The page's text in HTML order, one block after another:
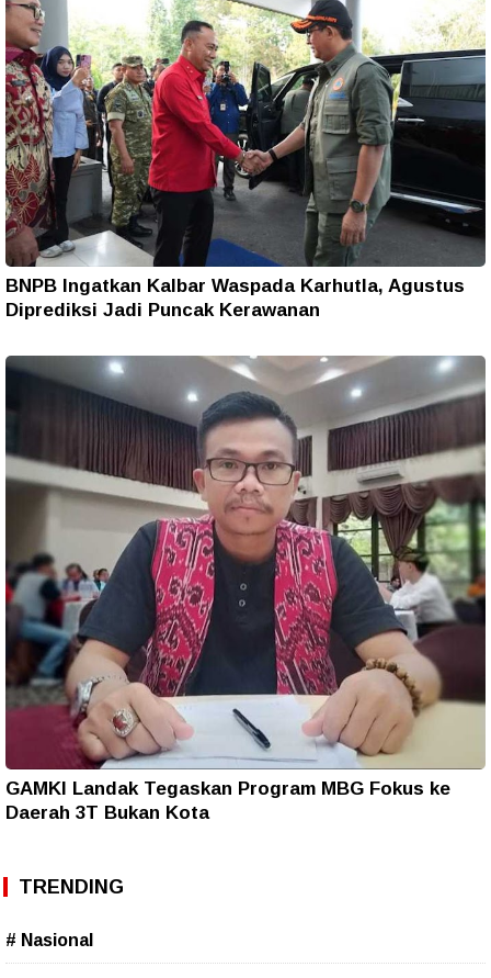
BNPB Ingatkan Kalbar Waspada Karhutla, Agustus
Diprediksi Jadi Puncak Kerawanan
GAMKI Landak Tegaskan Program MBG Fokus ke
Daerah 3T Bukan Kota
TRENDING
# Nasional